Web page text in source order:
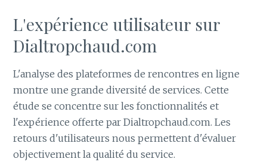
L'expérience utilisateur sur
Dialtropchaud.com
L'analyse des plateformes de rencontres en ligne
montre une grande diversité de services. Cette
étude se concentre sur les fonctionnalités et
l'expérience offerte par Dialtropchaud.com. Les
retours d'utilisateurs nous permettent d'évaluer
objectivement la qualité du service.